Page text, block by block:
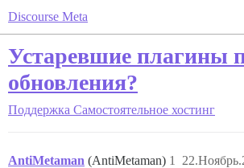
Discourse Meta
Устаревшие плагины
обновления?
Поддержка Самостоятельное хостинг
AntiMetaman (AntiMetaman) 1